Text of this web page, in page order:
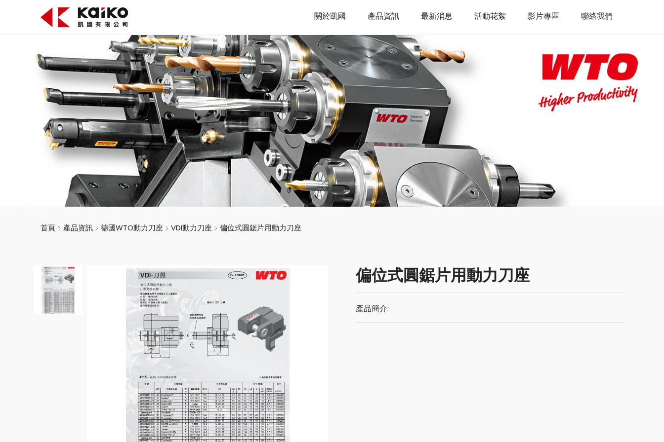
關於凱國 產品資訊 最新消息 活動花絮 影片專區 聯絡我們
關於凱國
產品資訊
最新消息
活動花絮
影片專區
聯絡我們
首頁 產品資訊 德國WTO動力刀座 VDI動力刀座 偏位式圓鋸片用動力刀座
偏位式圓鋸片用動力刀座
產品簡介: